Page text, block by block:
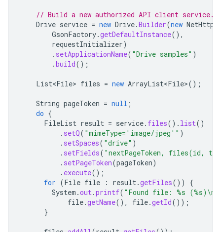
// Build a new authorized API client service.
Drive service = new Drive.Builder(new
GsonFactory.getDefaultInstance(),
requestInitializer)
. setApplicationName( "Drive samples" )
.build();
List<File> files = new ArrayList<File>();
String pageToken = null ;
do {
FileList result = service. files(). list()
. setQ( "mimeType='image/jpeg'" )
. setSpaces( "drive" )
. setFields( "nextPageToken, files(id,
. setPageToken(pageToken)
. execute();
for (File file : result.getFiles())
{
System .out.printf( "Found file: %s (%s)\n"
file.getName(), file.getId());
}